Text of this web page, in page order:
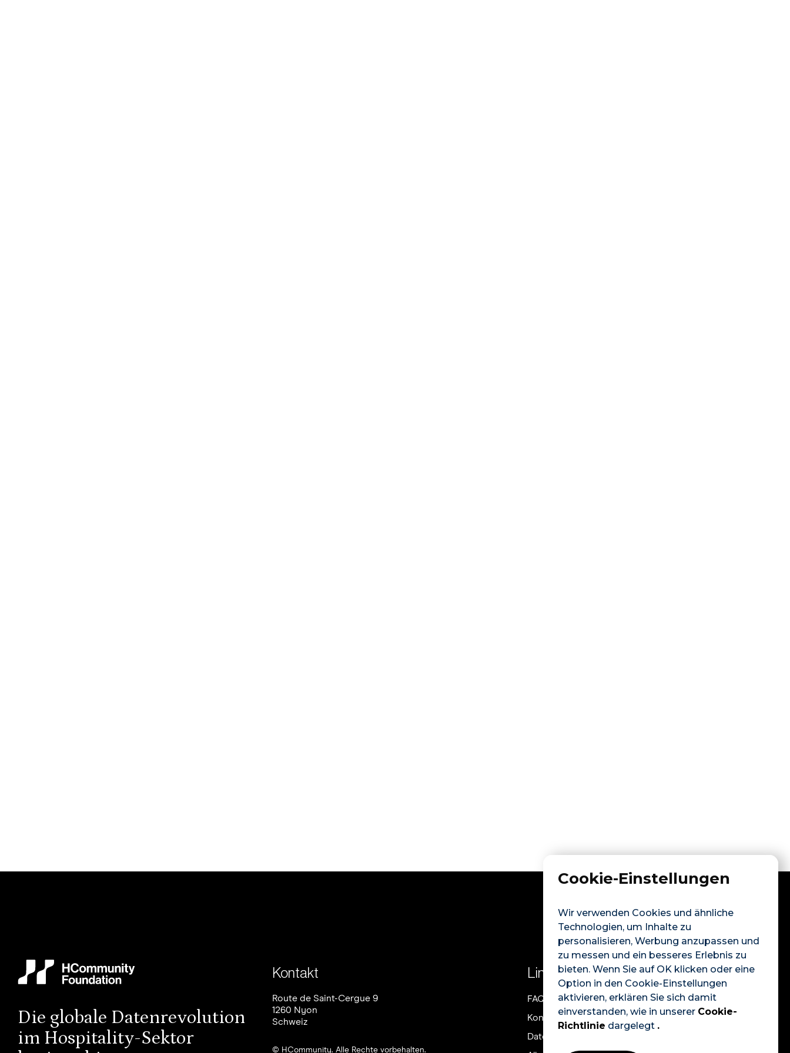
Die globale Datenrevolution
im Hospitality-Sektor
Kontakt
Route de Saint-Cergue 9
1260 Nyon
Schweiz
© HCommunity. Alle Rechte vorbehalten.
Links
FAQ
Kontakt
Datenschutzrichtlinie
Cookie-Einstellungen
Wir verwenden Cookies und ähnliche
Technologien, um Inhalte zu
personalisieren, Werbung anzupassen und
zu messen und ein besseres Erlebnis zu
bieten. Wenn Sie auf OK klicken oder eine
Option in den Cookie-Einstellungen
aktivieren, erklären Sie sich damit
einverstanden, wie in unserer Cookie-
Richtlinie dargelegt .